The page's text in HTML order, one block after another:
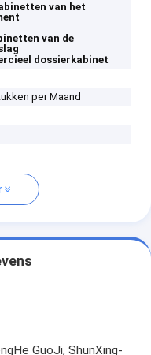
van het
van de
dossierkabinet
per Maand
GuoJi, ShunXing-